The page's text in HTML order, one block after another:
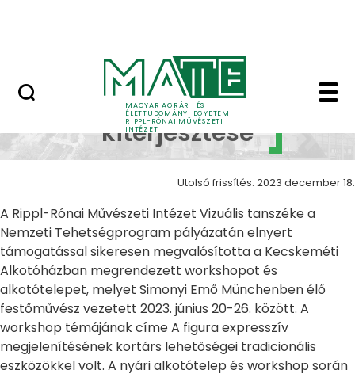
MAGYAR AGRÁR- ÉS
ÉLETTUDOMÁNYI EGYETEM
RIPPL-RÓNAI MŰVÉSZETI
INTÉZET
AlkotásokAlkotások
kiterjesztése
Utolsó frissítés: 2023 december 18.
A Rippl-Rónai Művészeti Intézet Vizuális tanszéke a
Nemzeti Tehetségprogram pályázatán elnyert
támogatással sikeresen megvalósította a Kecskeméti
Alkotóházban megrendezett workshopot és
alkotótelepet, melyet Simonyi Emő Münchenben élő
festőművész vezetett 2023. június 20-26. között. A
workshop témájának címe A figura expresszív
megjelenítésének kortárs lehetőségei tradicionális
eszközökkel volt. A nyári alkotótelep és workshop során